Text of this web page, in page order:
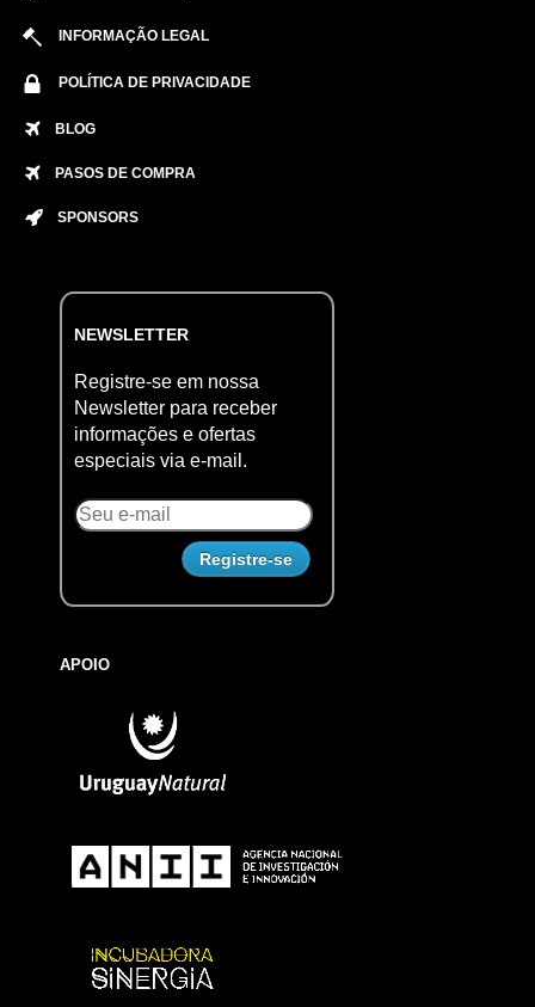
INFORMAÇÃO LEGAL
POLÍTICA DE PRIVACIDADE
BLOG
PASOS DE COMPRA
SPONSORS
NEWSLETTER
Registre-se em nossa
Newsletter para receber
informações e ofertas
especiais via e-mail.
APOIO